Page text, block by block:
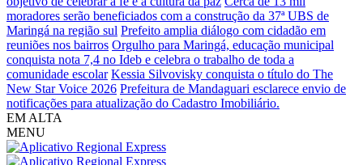
moradores serão beneficiados com a construção da 37ª UBS de
Maringá na região sul Prefeito amplia diálogo com cidadão em
reuniões nos bairros Orgulho para Maringá, educação municipal
conquista nota 7,4 no Ideb e celebra o trabalho de toda a
comunidade escolar Kessia Silvovisky conquista o título do The
New Star Voice 2026 Prefeitura de Mandaguari esclarece envio de
notificações para atualização do Cadastro Imobiliário.
EM ALTA
MENU